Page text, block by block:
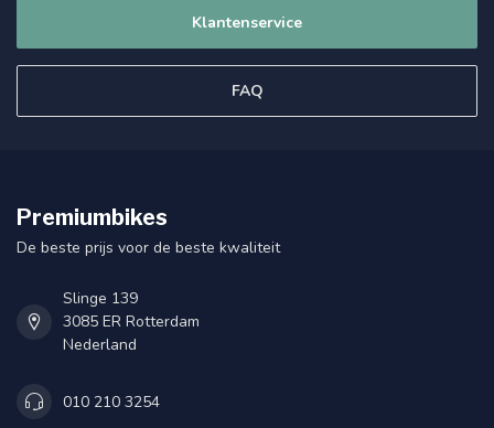
Klantenservice
FAQ
Premiumbikes
De beste prijs voor de beste kwaliteit
Slinge 139
3085 ER Rotterdam
Nederland
010 210 3254